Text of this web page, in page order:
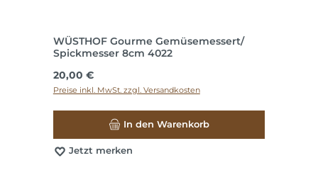
WÜSTHOF Gourme Gemüsemessert/
Spickmesser 8cm 4022
Regulärer Preis:
20,00 €
Preise inkl. MwSt. zzgl. Versandkosten
In den Warenkorb
Jetzt merken